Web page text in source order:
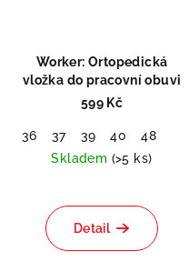
Worker: Ortopedická
vložka do pracovní obuvi
599 Kč
36 37 39 40
48
Skladem (>5 ks)
hodnocení
produktu
Detail